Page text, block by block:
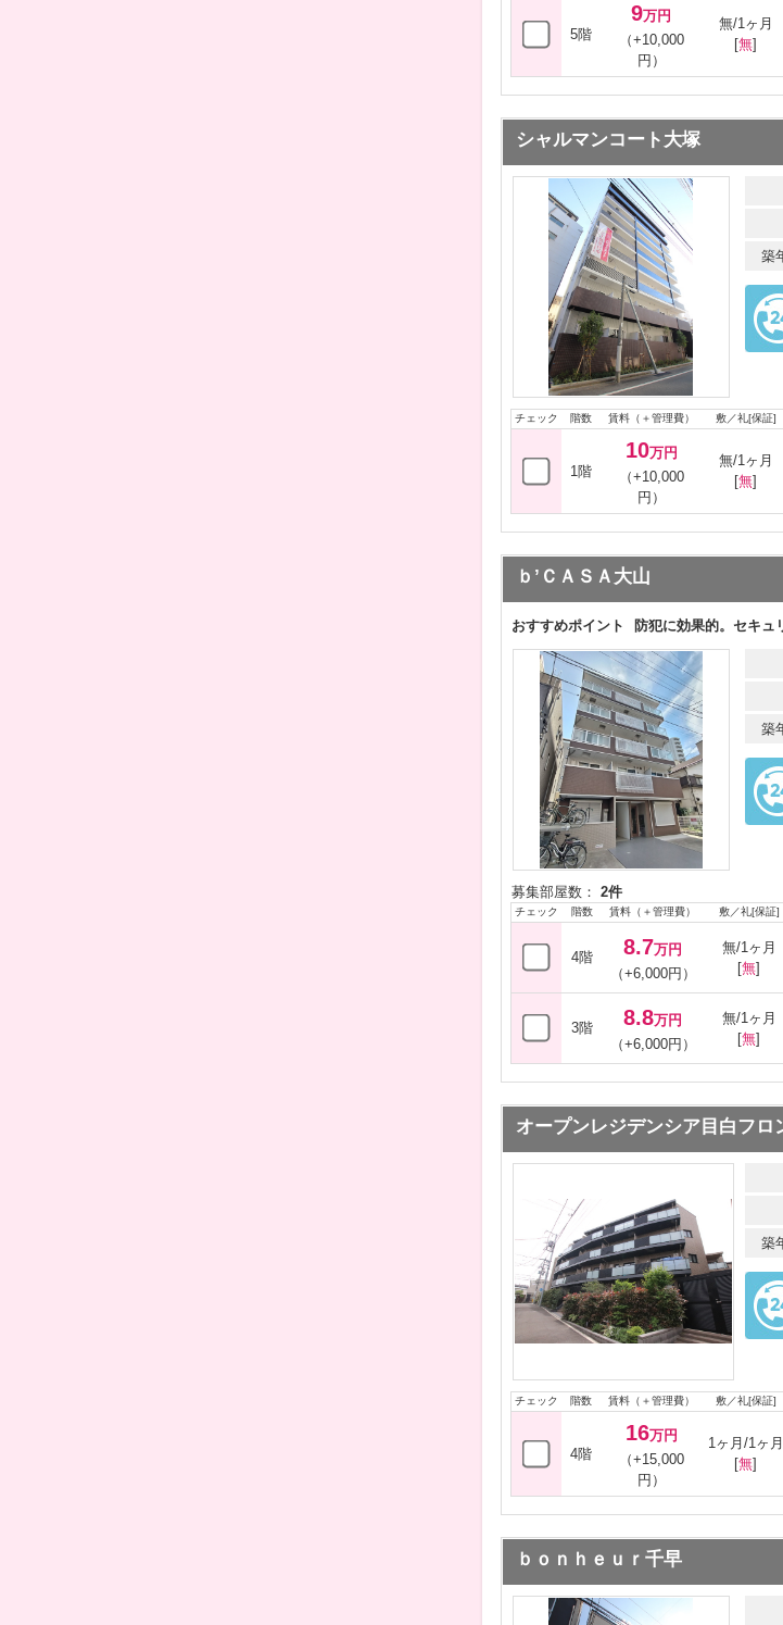
5階
9万円
（+10,000
円）
無/1ヶ月
[無]
シャルマンコート大塚
築
チェック 階数 賃料（＋管理費） 敷／礼[保証]
1階
10万円
（+10,000
円）
無/1ヶ月
[無]
ｂ’ＣＡＳＡ大山
おすすめポイント 防犯に効果的。セキュ
築
募集部屋数： 2件
チェック 階数 賃料（＋管理費） 敷／礼[保証]
4階 8.7万円
（+6,000円）
無/1ヶ月
[無]
3階 8.8万円
（+6,000円）
無/1ヶ月
[無]
オープンレジデンシア目白フロ
築
チェック 階数 賃料（＋管理費） 敷／礼[保証]
4階
16万円
（+15,000
円）
1ヶ月/1ヶ月
[無]
ｂｏｎｈｅｕｒ千早